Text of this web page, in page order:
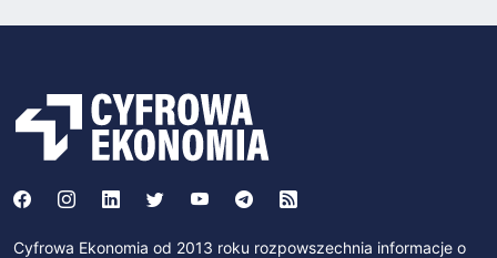
Cyfrowa Ekonomia od 2013 roku rozpowszechnia informacje o